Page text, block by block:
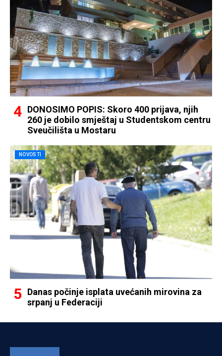
DONOSIMO POPIS: Skoro 400 prijava, njih
260 je dobilo smještaj u Studentskom centru
Sveučilišta u Mostaru
NOVOSTI
Danas počinje isplata uvećanih mirovina za
srpanj u Federaciji